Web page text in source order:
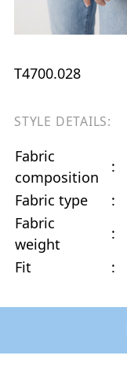
T4700.028
STYLE DETAILS:
Fabric
composition
:
Fabric type
:
Fabric
weight
:
Fit
: